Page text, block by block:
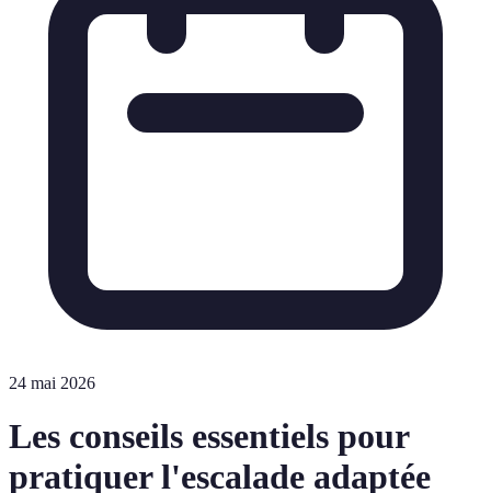
24 mai 2026
Les conseils essentiels pour
pratiquer l'escalade adaptée